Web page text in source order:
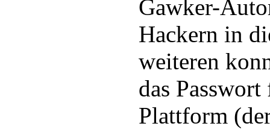
Gawker-
Hackern in
weiteren
das
Plattform